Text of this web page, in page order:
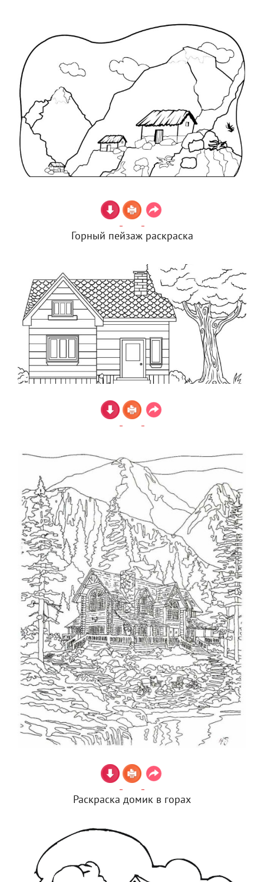
Горный пейзаж раскраска
Раскраска домик в горах